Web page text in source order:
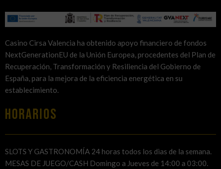
Casino Cirsa Valencia ha obtenido apoyo financiero de fondos
NextGenerationEU de la Unión Europea, procedentes del Plan de
Recuperación, Transformación y Resiliencia del Gobierno de
España, para la mejora de la eficiencia energética en su
establecimiento.
HORARIOS
SLOTS Y GASTRONOMÍA 24 horas todos los dias de la semana.
MESAS DE JUEGO/CASH Domingo a Jueves de 14:00 a 03:00.